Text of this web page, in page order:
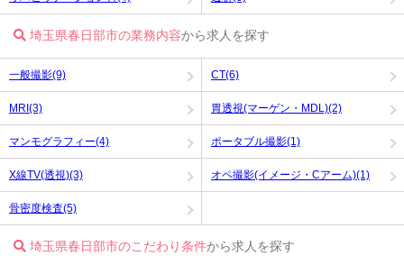
埼玉県春日部市の業務内容から求人を探す
一般撮影(9) CT(6)
MRI(3) 胃透視(マーゲン・MDL)(2)
マンモグラフィー(4) ポータブル撮影(1)
X線TV(透視)(3) オペ撮影(イメージ・Cアーム)(1)
骨密度検査(5)
埼玉県春日部市のこだわり条件から求人を探す